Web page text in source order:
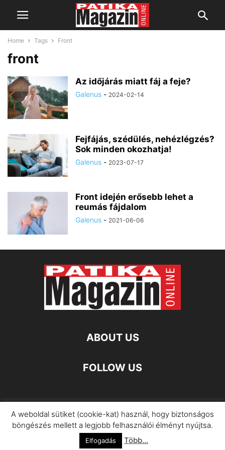
Home Tags Front
front
Az időjárás miatt fáj a feje?
Galenus - 2024-02-14
Fejfájás, szédülés, nehézlégzés?
Sok minden okozhatja!
Galenus - 2023-07-17
Front idején erősebb lehet a
reumás fájdalom
Galenus - 2021-06-06
ABOUT US
FOLLOW US
Impresszum Adatkezelési Információ
©
A weboldal sütiket (cookie-kat) használ, hogy biztonságos
böngészés mellett a legjobb felhasználói élményt nyújtsa.
Elfogadás Több...